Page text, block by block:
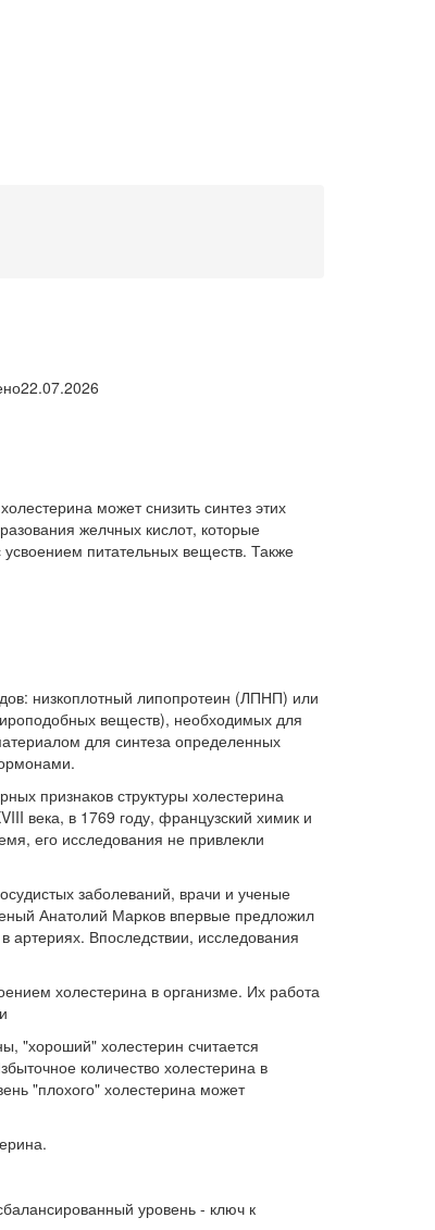
22.07.2026
может снизить синтез этих
желчных кислот, которые
питательных веществ. Также
низкоплотный липопротеин (ЛПНП) или
веществ), необходимых для
для синтеза определенных
признаков структуры холестерина
века, в 1769 году, французский химик и
его исследования не привлекли
заболеваний, врачи и ученые
Анатолий Марков впервые предложил
Впоследствии, исследования
холестерина в организме. Их работа
"хороший" холестерин считается
количество холестерина в
"плохого" холестерина может
уровень - ключ к